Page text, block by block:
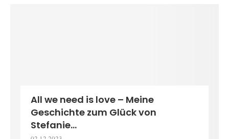
All we need is love – Meine
Geschichte zum Glück von
Stefanie...